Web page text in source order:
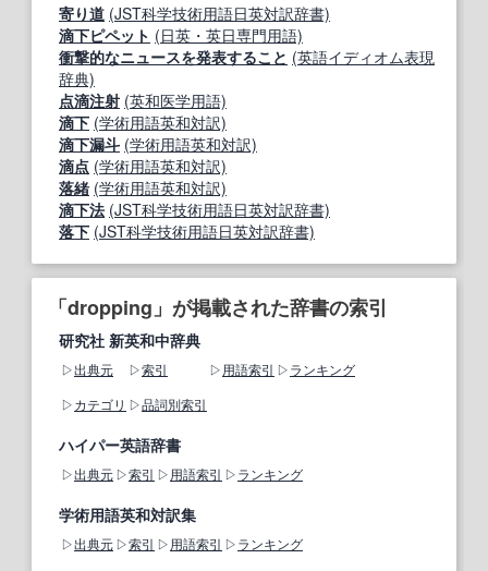
寄り道 (JST科学技術用語日英対訳辞書)
滴下ピペット (日英・英日専門用語)
衝撃的なニュースを発表すること (英語イディオム表現
辞典)
点滴注射 (英和医学用語)
滴下 (学術用語英和対訳)
滴下漏斗 (学術用語英和対訳)
滴点 (学術用語英和対訳)
落緒 (学術用語英和対訳)
滴下法 (JST科学技術用語日英対訳辞書)
落下 (JST科学技術用語日英対訳辞書)
「dropping」が掲載された辞書の索引
研究社 新英和中辞典
出典元 索引 用語索引
ランキング
カテゴリ
品詞別索引
ハイパー英語辞書
出典元 索引 用語索引 ランキング
学術用語英和対訳集
出典元 索引 用語索引 ランキング